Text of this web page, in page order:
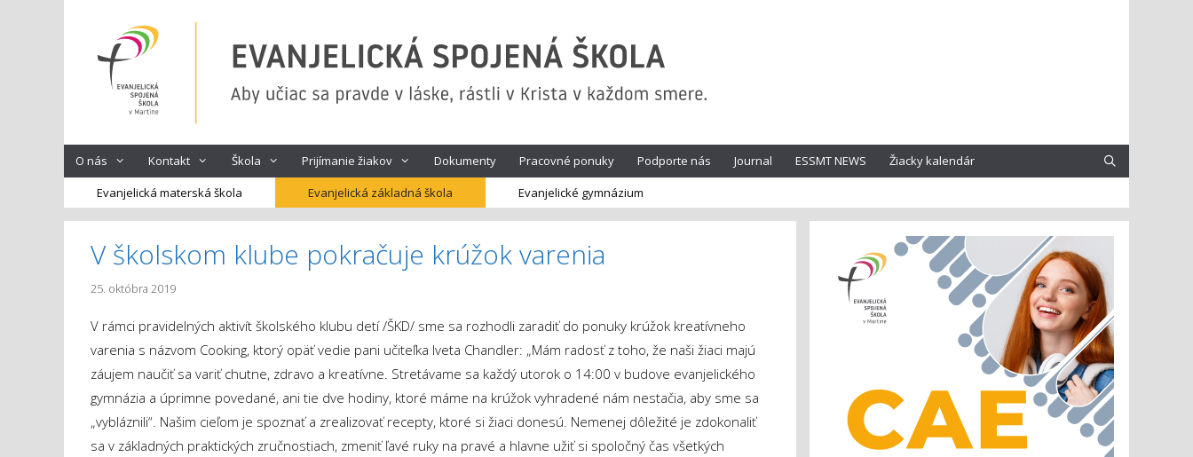
O nás Kontakt Škola Prijímanie žiakov Dokumenty Pracovné ponuky Podporte nás Journal ESSMT NEWS
Žiacky kalendár
Evanjelická materská škola
Evanjelická základná škola Evanjelické gymnázium
V školskom klube pokračuje krúžok varenia
25. októbra 2019
V rámci pravidelných aktivít školského klubu detí /ŠKD/ sme sa rozhodli zaradiť do ponuky krúžok kreatívneho
varenia s názvom Cooking, ktorý opäť vedie pani učiteľka Iveta Chandler: „Mám radosť z toho, že naši žiaci majú
záujem naučiť sa variť chutne, zdravo a kreatívne. Stretávame sa každý utorok o 14:00 v budove evanjelického
gymnázia a úprimne povedané, ani tie dve hodiny, ktoré máme na krúžok vyhradené nám nestačia, aby sme sa
„vybláznili“. Našim cieľom je spoznať a zrealizovať recepty, ktoré si žiaci donesú. Nemenej dôležité je zdokonaliť
sa v základných praktických zručnostiach, zmeniť ľavé ruky na pravé a hlavne užiť si spoločný čas všetkých